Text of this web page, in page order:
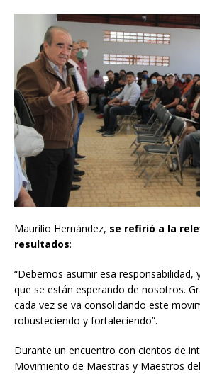
Maurilio Hernández, se refirió a la
resultados:
“Debemos asumir esa responsabilidad,
que se están esperando de nosotros.
cada vez se va consolidando este
robusteciendo y fortaleciendo”.
Durante un encuentro con cientos de
Movimiento de Maestras y Maestros